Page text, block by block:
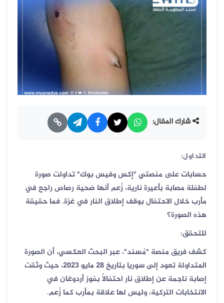
شارك المقال:
التداول:
حسابات على منصتي "إكس وفيس بوك" تداولت صورة
لطفلة مصابة بأعيرة نارية، زُعم أنها ضحية رصاص راجع في
مأرب خلال الاحتفال بوقف إطلاق النار في غزة. فما حقيقة
هذه الصورة؟
للتحقق:
كشف فريق منصة "مُسند"، عبر البحث العكسي، أن الصورة
المتداولة تعود إلى سوريا بتاريخ 28 مايو 2023، حيث وثقت
إصابة ناجمة عن إطلاق نار احتفالاً بفوز أردوغان في
الانتخابات التركية، وليس لها علاقة بمأرب كما زُعم.